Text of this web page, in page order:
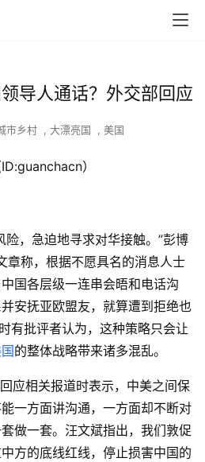
导人通话？外交部回应
市乡村 , 大漂亮国 , 美国
）
险，急迫地寻求对华接触。”彭博
章称，根据不愿具名的消息人士
国各层级一连串会晤和电话沟
安抚亚欧盟友，就算遭到拒绝也
有批评者认为，这种策略只会让
的整体战略带来诸多混乱。
应相关报道时表示，中美之间保
一方面讲沟通，一方面却不断对
做一套。汪文斌指出，我们敦促
方的底线红线，停止损害中国的